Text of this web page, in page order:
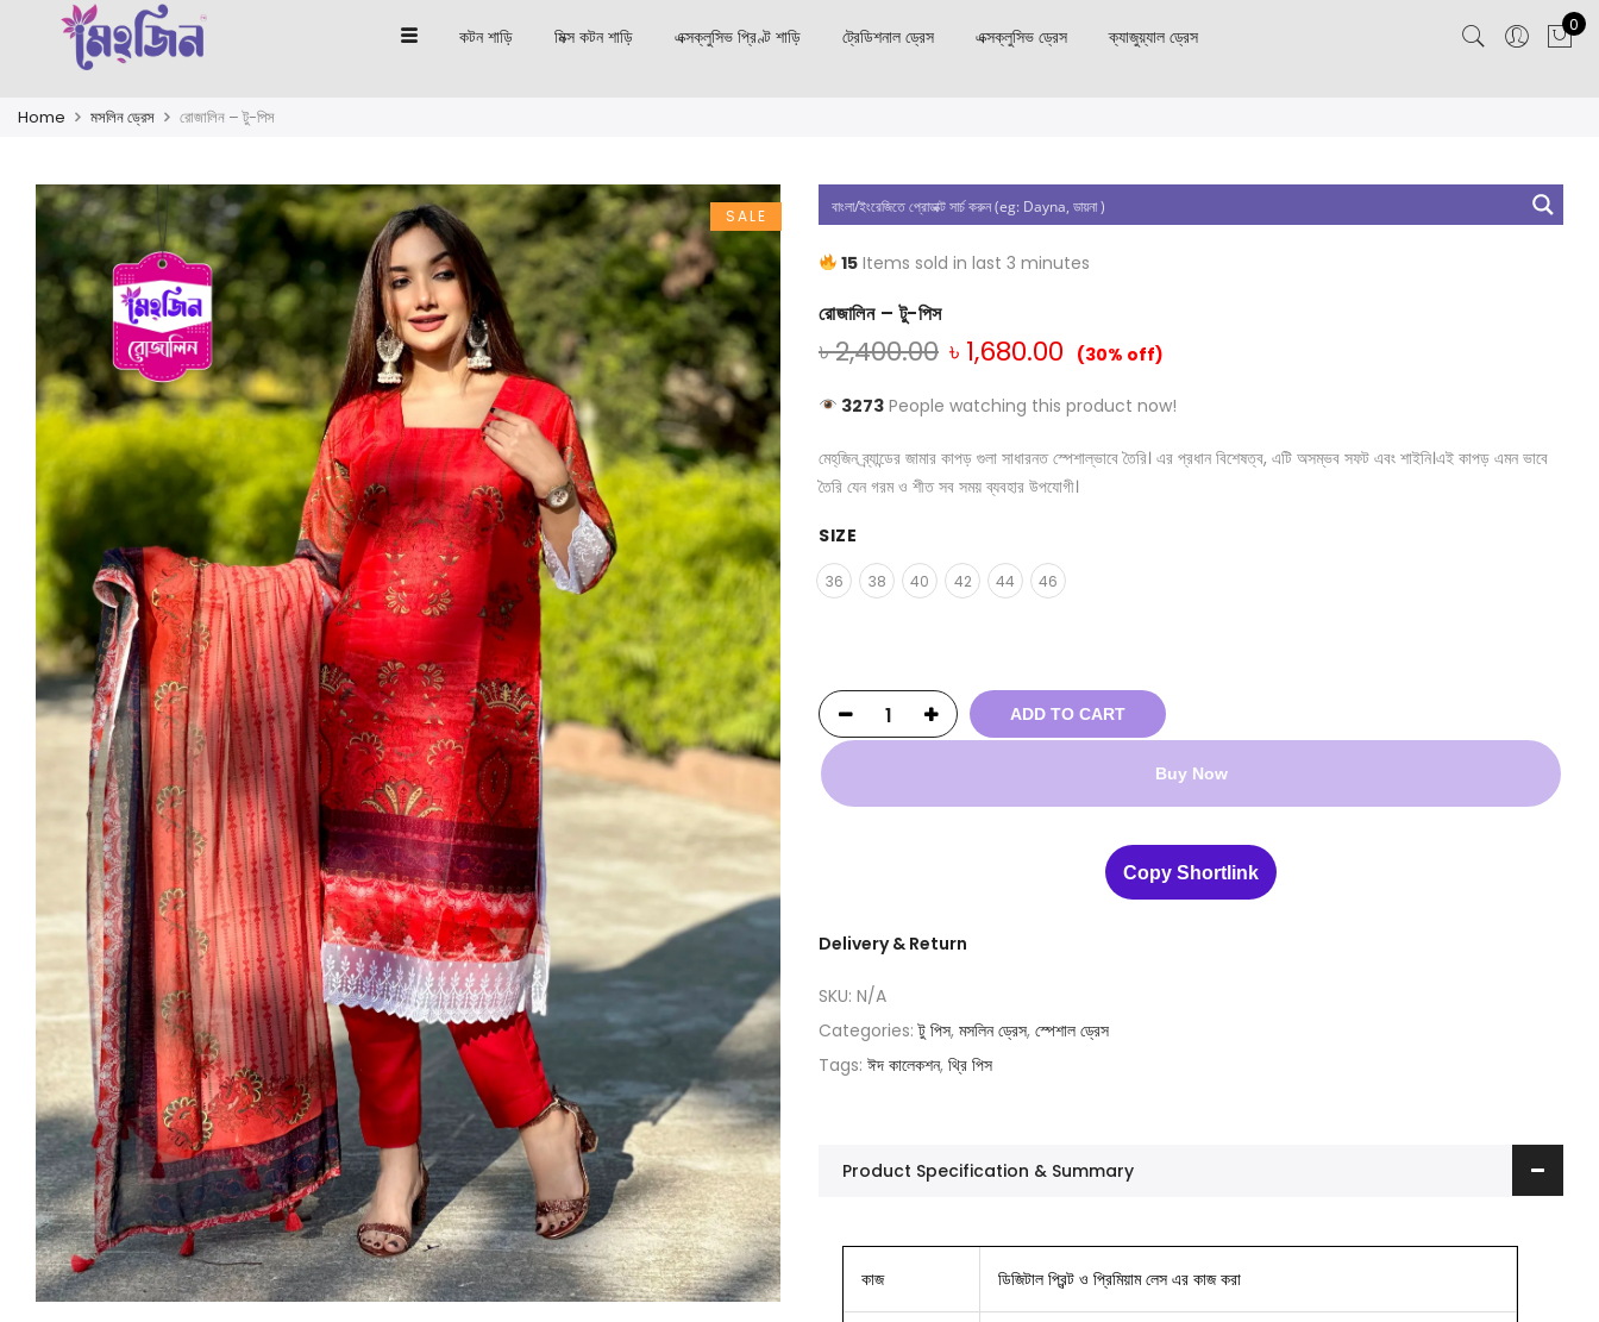
কটন শাড়ি মিক্স কটন শাড়ি এক্সক্লুসিভ প্রিণ্ট শাড়ি ট্রেডিশনাল ড্রেস এক্সক্লুসিভ ড্রেস ক্যাজুয়্যাল ড্রেস
0
Home মসলিন ড্রেস রোজালিন – টু-পিস
SALE
15Items sold in last 3 minutes
রোজালিন – টু-পিস
৳2,400.00 ৳ 1,680.00 (30% off)
3273People watching this product now!
মেহ্‌জিন ব্র্যান্ডের জামার কাপড় গুলা সাধারনত স্পেশাল্ভাবে তৈরি। এর প্রধান বিশেষত্ব, এটি অসম্ভব সফট এবং শাইনি।এই কাপড় এমন ভাবে
তৈরি যেন গরম ও শীত সব সময় ব্যবহার উপযোগী।
SIZE
36 38 40 42 44 46
ADD TO CART
Buy Now
Copy Shortlink
Delivery & Return
SKU: N/A
Categories:টু পিস, মসলিন ড্রেস, স্পেশাল ড্রেস
Tags: ঈদ কালেকশন, থ্রি পিস
Product Specification & Summary
কাজ ডিজিটাল প্রিন্ট ও প্রিমিয়াম লেস এর কাজ করা